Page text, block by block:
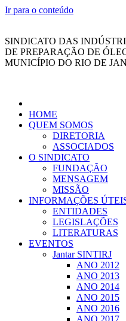
Ir para o conteúdo
SINDICATO DAS
DE PREPARAÇÃO DE
MUNICÍPIO DO RIO DE
HOME
QUEM SOMOS
DIRETORIA
ASSOCIADOS
O SINDICATO
FUNDAÇÃO
MENSAGEM
MISSÃO
INFORMAÇÕES
ENTIDADES
LEGISLAÇÕES
LITERATURAS
EVENTOS
Jantar SINTIRJ
ANO 2012
ANO 2013
ANO 2014
ANO 2015
ANO 2016
ANO 2017